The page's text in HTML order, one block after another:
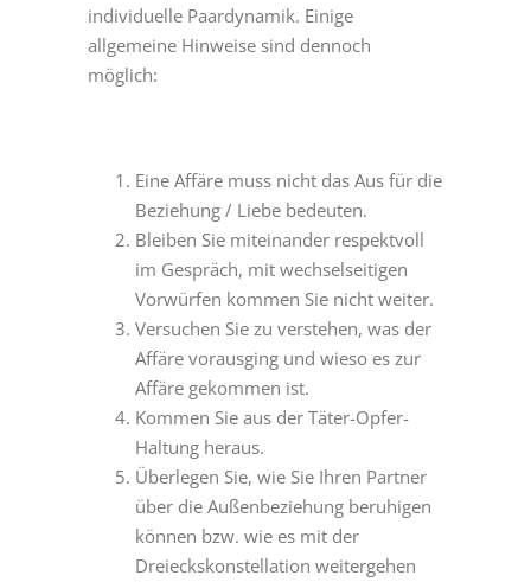
individuelle Paardynamik. Einige
allgemeine Hinweise sind dennoch
möglich:
Eine Affäre muss nicht das Aus für die
Beziehung / Liebe bedeuten.
Bleiben Sie miteinander respektvoll
im Gespräch, mit wechselseitigen
Vorwürfen kommen Sie nicht weiter.
Versuchen Sie zu verstehen, was der
Affäre vorausging und wieso es zur
Affäre gekommen ist.
Kommen Sie aus der Täter-Opfer-
Haltung heraus.
Überlegen Sie, wie Sie Ihren Partner
über die Außenbeziehung beruhigen
können bzw. wie es mit der
Dreieckskonstellation weitergehen